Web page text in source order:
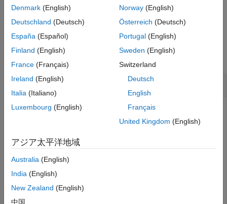
例
Polyspace インストール フォルダーの取得
Polyspace インストール フォルダーを確認するには、関数
を使用します。
polyspaceroot
C:\Program Files\Polyspace\R2019a
Denmark (English)
Deutschland (Deutsch)
España (Español)
Finland (English)
France (Français)
Ireland (English)
Italia (Italiano)
Luxembourg (English)
Norway(English)
Österreich (Deutsch)
Portugal(English)
Sweden (English)
Switzerland
Deutsch
English
Français
United Kingdom (English)
アジア太平洋地域
Australia (English)
India (English)
New Zealand (English)
中国